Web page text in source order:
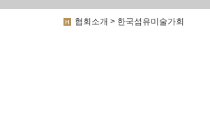
협회소개 > 한국섬유미술가회